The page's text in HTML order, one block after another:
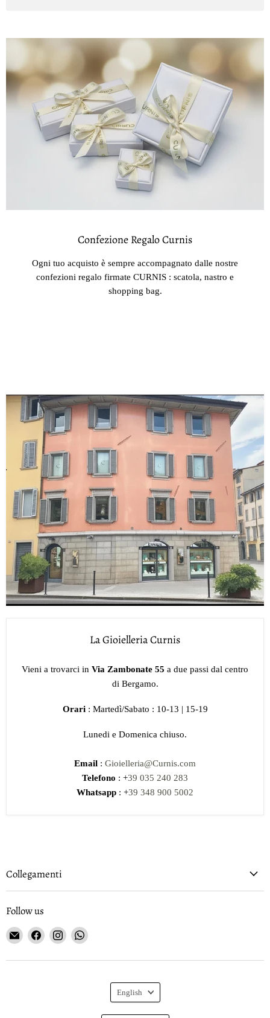
Confezione Regalo Curnis
Ogni tuo acquisto è sempre accompagnato dalle nostre
confezioni regalo firmate CURNIS : scatola, nastro e
shopping bag.
La Gioielleria Curnis
Vieni a trovarci in Via Zambonate 55 a due passi dal centro
di Bergamo.
Orari : Martedì/Sabato : 10-13 | 15-19
Lunedi e Domenica chiuso.
Email : Gioielleria@Curnis.com
Telefono : +39 035 240 283
Whatsapp : +39 348 900 5002
Collegamenti
Follow us
Email
Gioielleria
Curnis
Find
on
Find
on
Find
on
Language
English